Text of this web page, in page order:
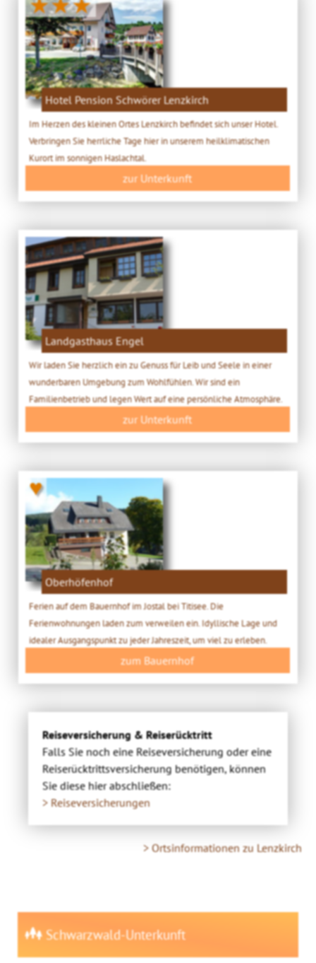
Hotel Pension Schwörer Lenzkirch
Im Herzen des kleinen Ortes Lenzkirch befindet sich unser Hotel.
Verbringen Sie herrliche Tage hier in unserem heilklimatischen
Kurort im sonnigen Haslachtal.
zur Unterkunft
Landgasthaus Engel
Wir laden Sie herzlich ein zu Genuss für Leib und Seele in einer
wunderbaren Umgebung zum Wohlfühlen. Wir sind ein
Familienbetrieb und legen Wert auf eine persönliche Atmosphäre.
zur Unterkunft
♥
Oberhöfenhof
Ferien auf dem Bauernhof im Jostal bei Titisee. Die
Ferienwohnungen laden zum verweilen ein. Idyllische Lage und
idealer Ausgangspunkt zu jeder Jahreszeit, um viel zu erleben.
zum Bauernhof
Reiseversicherung & Reiserücktritt
Falls Sie noch eine Reiseversicherung oder eine
Reiserücktrittsversicherung benötigen, können
Sie diese hier abschließen:
> Reiseversicherungen
> Ortsinformationen zu Lenzkirch
Schwarzwald-Unterkunft